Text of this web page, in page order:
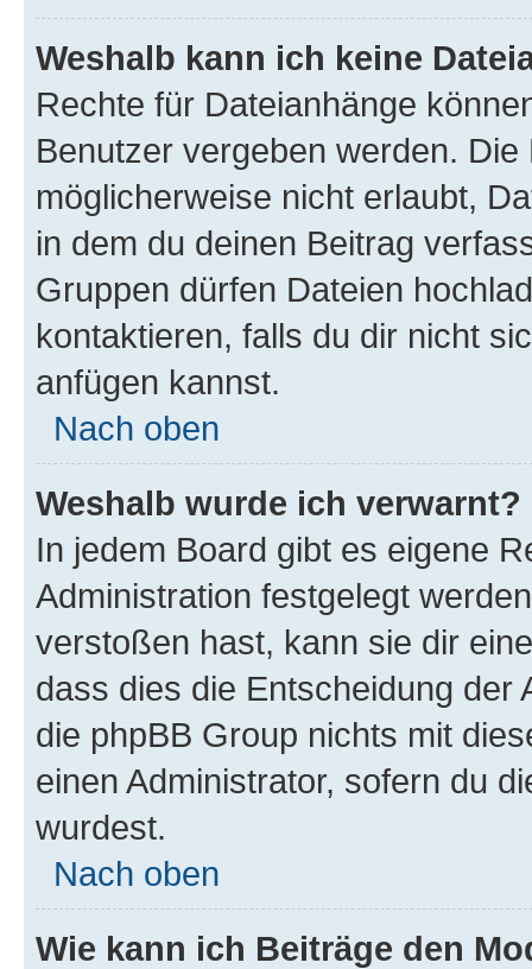
Weshalb kann ich keine
Rechte für Dateianhänge
Benutzer vergeben werden.
möglicherweise nicht erlaubt,
in dem du deinen Beitrag
Gruppen dürfen Dateien
kontaktieren, falls du dir nicht
anfügen kannst.
Nach oben
Weshalb wurde ich verwarnt?
In jedem Board gibt es eigene
Administration festgelegt
verstoßen hast, kann sie dir
dass dies die Entscheidung der
die phpBB Group nichts mit
einen Administrator, sofern du
wurdest.
Nach oben
Wie kann ich Beiträge den